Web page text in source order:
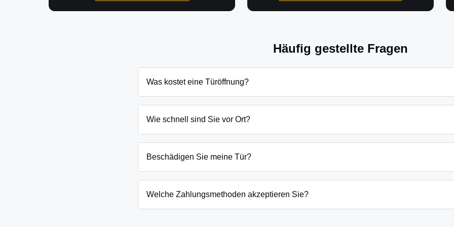
Häufig gestellte Fragen
Was kostet eine Türöffnung?
Tür und Schließanlage. Grundsätzlich beginnen unsere Preise bei 69€ tagsüber für
Wie schnell sind Sie vor Ort?
wie eingesperrten Kindern oder laufenden Gefahrenquellen auch schneller.
Beschädigen Sie meine Tür?
absoluten Ausnahmefällen, wenn keine andere Möglichkeit besteht, müssen wir das
Welche Zahlungsmethoden akzeptieren Sie?